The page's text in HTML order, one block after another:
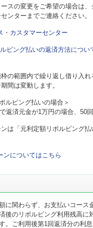
スの変更をご希望の場合は、
ンターまでご連絡ください。
・カスタマーセンター
ビング払いの返済方法につい
枠の範囲内で繰り返し借り入れ
間は変動します。
ルビング払いの場合＞
返済元金が1万円の場合、50
は「元利定額リボルビング払
ンについてはこちら
に関わらず、お支払いコー
後のリボルビング利用残高
。ご利用後第1回返済分の利